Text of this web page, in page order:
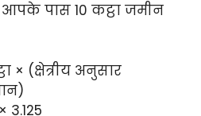
पास 10 कट्ठा जमीन
× (क्षेत्रीय अनुसार
3.125